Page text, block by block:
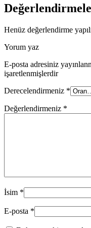
Henüz değerlendirme
Yorum yaz
E-posta adresiniz
işaretlenmişlerdir
Derecelendirmeniz *
Değerlendirmeniz *
İsim *
E-posta *